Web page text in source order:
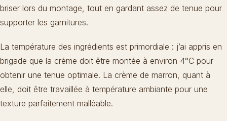
briser lors du montage, tout en gardant assez de tenue pour
supporter les garnitures.
La température des ingrédients est primordiale : j’ai appris en
brigade que la crème doit être montée à environ 4°C pour
obtenir une tenue optimale. La crème de marron, quant à
elle, doit être travaillée à température ambiante pour une
texture parfaitement malléable.